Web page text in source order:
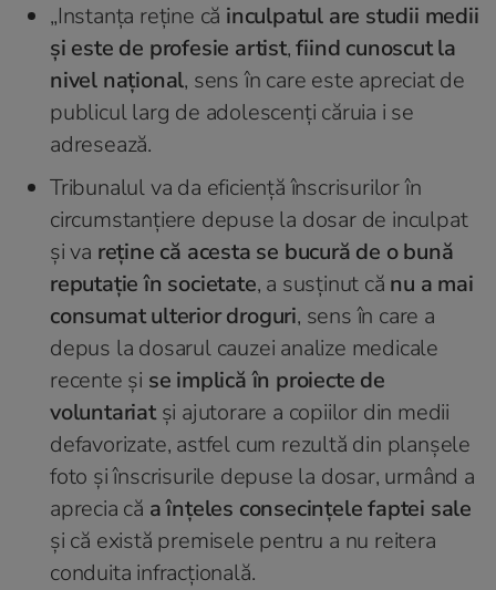
„Instanța reţine că inculpatul are studii medii
și este de profesie artist,fiind cunoscut la
nivel național, sens în care este apreciat de
publicul larg de adolescenți căruia i se
adresează.
Tribunalul va da eficiență înscrisurilor în
circumstanțiere depuse la dosar de inculpat
și va reține că acesta se bucură de o bună
reputație în societate, a susținut că nu a mai
consumat ulterior droguri, sens în care a
depus la dosarul cauzei analize medicale
recente și se implică în proiecte de
voluntariatși ajutorare a copiilor din medii
defavorizate, astfel cum rezultă din planșele
foto și înscrisurile depuse la dosar, urmând a
aprecia că a înțeles consecințele faptei sale
și că există premisele pentru a nu reitera
conduita infracțională.